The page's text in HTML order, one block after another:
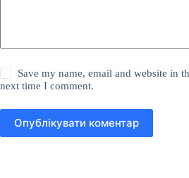
Save my name, email and website in
next time I comment.
Опублікувати коментар